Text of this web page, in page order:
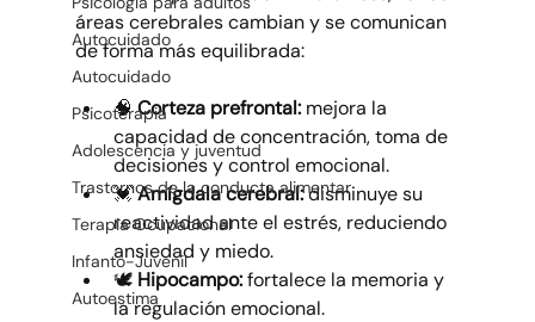
Autocuidado
Autocuidado
Psicoterapia
Adolescencia y juventud
Trastornos de la conducta alimentar
Terapia Ocupacional
Infanto-Juvenil
Autoestima
áreas cerebrales cambian y se comunican
de forma más equilibrada:
🧠 Corteza prefrontal: mejora la
capacidad de concentración, toma de
decisiones y control emocional.
💓 Amígdala cerebral: disminuye su
reactividad ante el estrés, reduciendo
ansiedad y miedo.
🕊️ Hipocampo: fortalece la memoria y
la regulación emocional.